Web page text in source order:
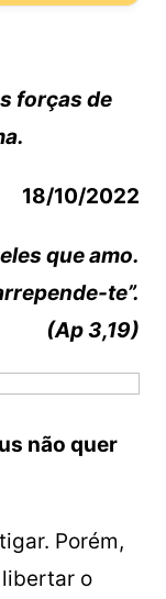
forças de
18/10/2022
que amo.
te”.
(Ap 3,19)
não quer
Porém,
o